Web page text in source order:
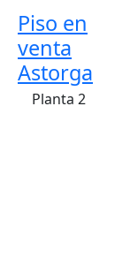
Piso en
venta
Astorga
Planta 2